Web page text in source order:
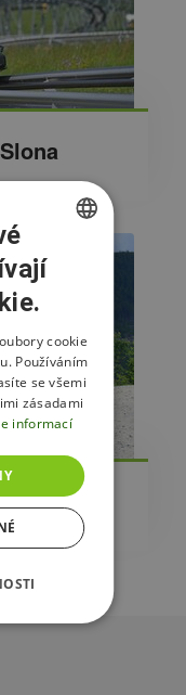
CZECH
ENGLISH
POLISH
cookie
Používáním
se všemi
zásadami
informací